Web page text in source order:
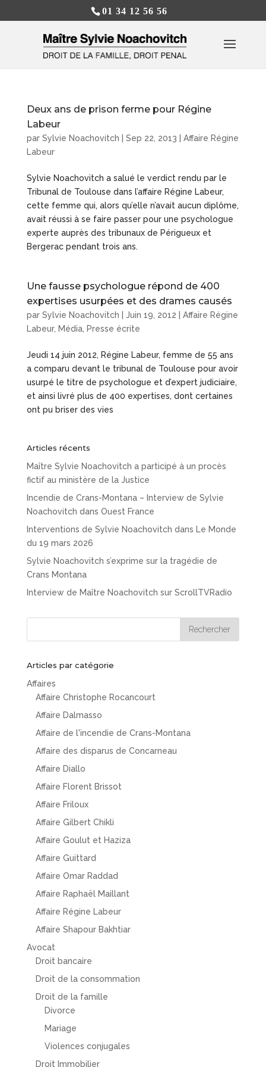
01 34 12 56 56
Deux ans de prison ferme pour Régine
Labeur
par Sylvie Noachovitch Sep 22, 2013
Affaire Régine
Labeur
Sylvie Noachovitch a salué le verdict rendu par le
Tribunal de Toulouse dans l’affaire Régine Labeur,
cette femme qui, alors qu’elle n’avait aucun diplôme,
avait réussi à se faire passer pour une psychologue
experte auprès des tribunaux de Périgueux et
Bergerac pendant trois ans.
Une fausse psychologue répond de 400
expertises usurpées et des drames causés
par Sylvie Noachovitch Juin 19, 2012
Affaire Régine
Labeur, Média, Presse écrite
Jeudi 14 juin 2012, Régine Labeur, femme de 55 ans
a comparu devant le tribunal de Toulouse pour avoir
usurpé le titre de psychologue et d’expert judiciaire,
et ainsi livré plus de 400 expertises, dont certaines
ont pu briser des vies
Articles récents
Maître Sylvie Noachovitch a participé à un procès
fictif au ministère de la Justice
Incendie de Crans-Montana – Interview de Sylvie
Noachovitch dans Ouest France
Interventions de Sylvie Noachovitch dans Le Monde
du 19 mars 2026
Sylvie Noachovitch s’exprime sur la tragédie de
Crans Montana
Interview de Maître Noachovitch sur ScrollTVRadio
Articles par catégorie
Affaires
Affaire Christophe Rocancourt
Affaire Dalmasso
Affaire de l'incendie de Crans-Montana
Affaire des disparus de Concarneau
Affaire Diallo
Affaire Florent Brissot
Affaire Friloux
Affaire Gilbert Chikli
Affaire Goulut et Haziza
Affaire Guittard
Affaire Omar Raddad
Affaire Raphaël Maillant
Affaire Régine Labeur
Affaire Shapour Bakhtiar
Avocat
Droit bancaire
Droit de la consommation
Droit de la famille
Divorce
Mariage
Violences conjugales
Droit Immobilier